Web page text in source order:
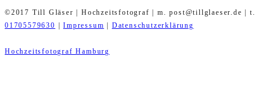
©2017 Till Gläser | Hochzeitsfotograf | m. post@tillglaeser.de | t.
01705579630
|Impressum Datenschutzerklärung
Hochzeitsfotograf Hamburg